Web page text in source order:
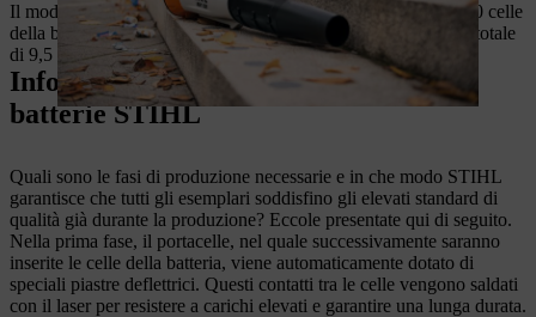
Il modello STIHL AR 3000 L
offre ancora più potenza. Le 90 celle
della batteria forniscono 1.520 wattora di energia per un peso totale
di 9,5 kg.
Informazioni sulla produzione delle
batterie STIHL
Quali sono le fasi di produzione necessarie e in che modo STIHL
garantisce che tutti gli esemplari soddisfino gli elevati standard di
qualità già durante la produzione? Eccole presentate qui di seguito.
Nella prima fase, il portacelle, nel quale successivamente saranno
inserite le celle della batteria, viene automaticamente dotato di
speciali piastre deflettrici. Questi contatti tra le celle vengono saldati
con il laser per resistere a carichi elevati e garantire una lunga durata.